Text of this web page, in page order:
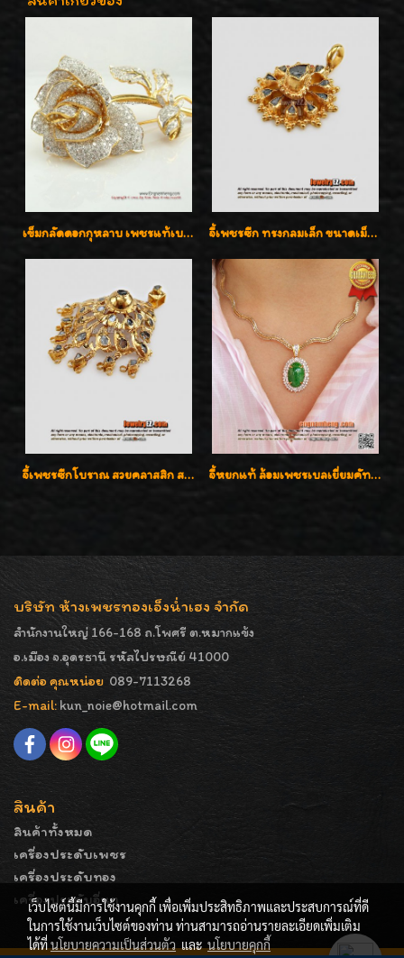
เข็มกลัดดอกกุหลาบ เพชรแท้เบลเยี่ยมคัต งานปราณีตค่ะ จี้เพชรซีก ทรงกลมเล็ก ขนาดเม็ดกระดุม สวยๆ
จี้เพชรซีกโบราณ สวยคลาสสิก สภาพสมบูรณ์สุดๆค่ะ จี้หยกแท้ ล้อมเพชรเบลเยี่ยมคัท ราคาพิเศษไม่แพงค่ะ
บริษัท ห้างเพชรทองเอ็งน่ำเฮง จำกัด
สำนักงานใหญ่ 166-168 ถ.โพศรี ต.หมากแข้ง
อ.เมือง จ.อุดรธานี รหัสไปรษณีย์ 41000
ติดต่อ คุณหน่อย 089-7113268
E-mail: kun_noie@hotmail.com
สินค้า
สินค้าทั้งหมด
เครื่องประดับเพชร
เครื่องประดับทอง
เครื่องประดับอื่นๆ
เว็บไซต์นี้มีการใช้งานคุกกี้ เพื่อเพิ่มประสิทธิภาพและประสบการณ์ที่ดี
ในการใช้งานเว็บไซต์ของท่าน ท่านสามารถอ่านรายละเอียดเพิ่มเติม
ได้ที่นโยบายความเป็นส่วนตัวและนโยบายคุกกี้